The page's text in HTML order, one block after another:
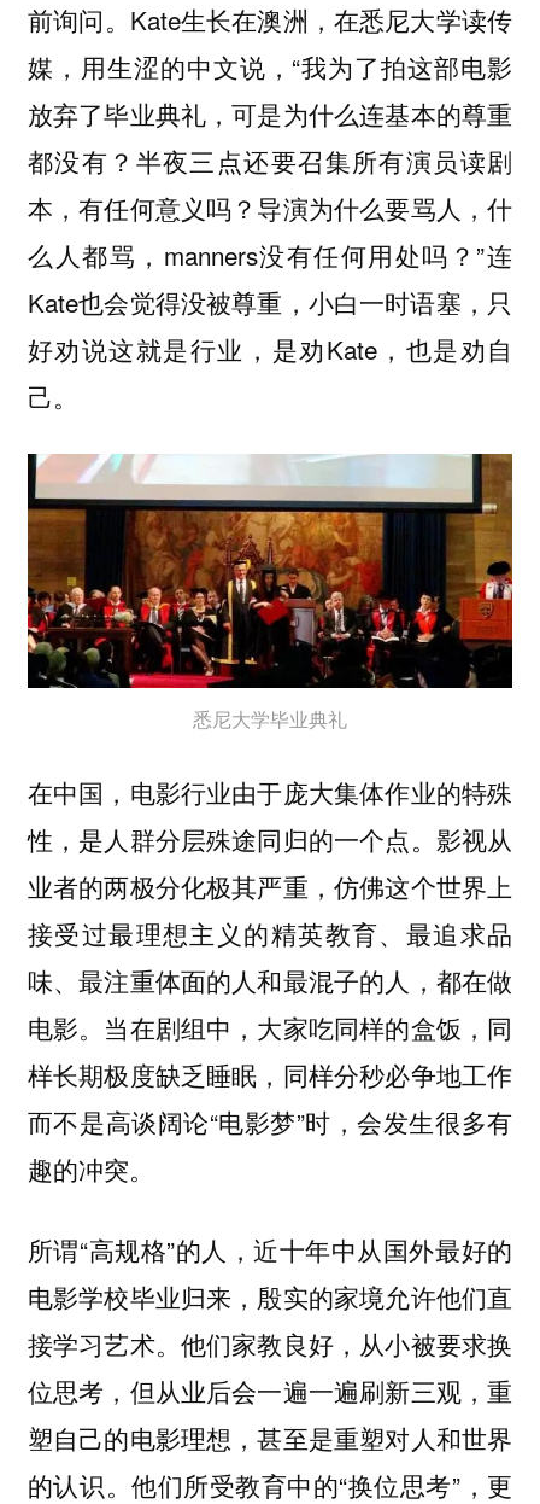
前询问。Kate生长在澳洲，在悉尼大学读传
媒，用生涩的中文说，“我为了拍这部电影
放弃了毕业典礼，可是为什么连基本的尊重
都没有？半夜三点还要召集所有演员读剧
本，有任何意义吗？导演为什么要骂人，什
么人都骂，manners没有任何用处吗？”连
Kate也会觉得没被尊重，小白一时语塞，只
好劝说这就是行业，是劝Kate，也是劝自
己。
悉尼大学毕业典礼
在中国，电影行业由于庞大集体作业的特殊
性，是人群分层殊途同归的一个点。影视从
业者的两极分化极其严重，仿佛这个世界上
接受过最理想主义的精英教育、最追求品
味、最注重体面的人和最混子的人，都在做
电影。当在剧组中，大家吃同样的盒饭，同
样长期极度缺乏睡眠，同样分秒必争地工作
而不是高谈阔论“电影梦”时，会发生很多有
趣的冲突。
所谓“高规格”的人，近十年中从国外最好的
电影学校毕业归来，殷实的家境允许他们直
接学习艺术。他们家教良好，从小被要求换
位思考，但从业后会一遍一遍刷新三观，重
塑自己的电影理想，甚至是重塑对人和世界
的认识。他们所受教育中的“换位思考”，更